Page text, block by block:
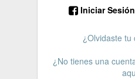
Iniciar
¿Olvidaste tu
¿No tienes una